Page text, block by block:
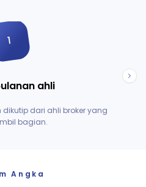
1
ahli
dari ahli broker yang
bagian.
Angka